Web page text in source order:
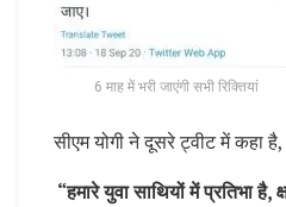
6 माह में भरी जाएंगी सभी रिक्तियां
सीएम योगी ने दूसरे ट्वीट में कहा है,
“हमारे युवा साथियों में प्रतिभा है,